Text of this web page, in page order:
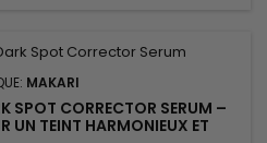
MAKARI
SPOT CORRECTOR SERUM –
UN TEINT HARMONIEUX ET